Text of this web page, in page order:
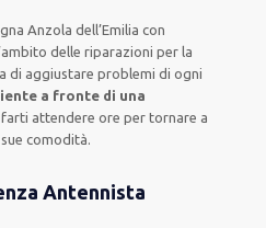
Anzola dell’Emilia con
delle riparazioni per la
di aggiustare problemi di ogni
a fronte di una
farti attendere ore per tornare a
comodità.
Antennista